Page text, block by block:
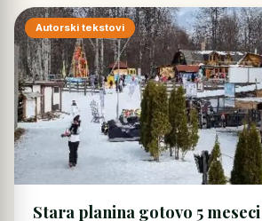
Autorski tekstovi
Stara planina gotovo 5